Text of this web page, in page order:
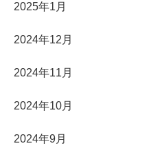
2025年1月
2024年12月
2024年11月
2024年10月
2024年9月